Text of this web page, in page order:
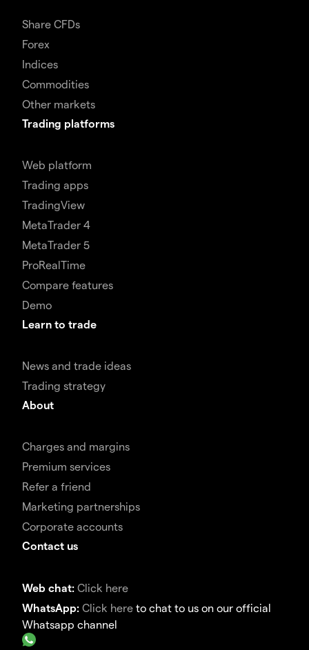
Share CFDs
Forex
Indices
Commodities
Other markets
Trading platforms
Web platform
Trading apps
TradingView
MetaTrader 4
MetaTrader 5
ProRealTime
Compare features
Demo
Learn to trade
News and trade ideas
Trading strategy
About
Charges and margins
Premium services
Refer a friend
Marketing partnerships
Corporate accounts
Contact us
Web chat: Click here
WhatsApp: Click here to chat to us on our official
Whatsapp channel